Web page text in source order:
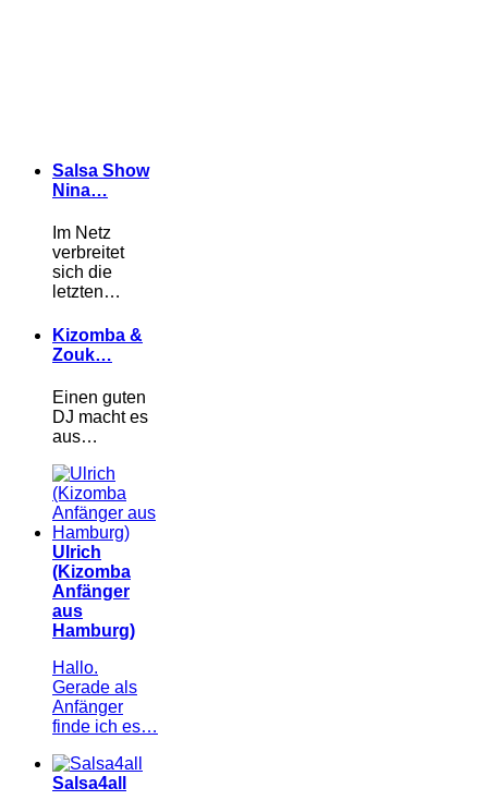
Salsa Show
Nina…
Im Netz
verbreitet
sich die
letzten…
Kizomba &
Zouk…
Einen guten
DJ macht es
aus…
Ulrich
(Kizomba
Anfänger
aus
Hamburg)
Hallo.
Gerade als
Anfänger
finde ich es…
Salsa4all